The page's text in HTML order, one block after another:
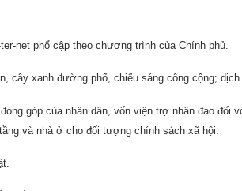
net phổ cập theo chương trình của Chính phủ.
cây xanh đường phố, chiếu sáng công cộng; dịch
góp của nhân dân, vốn viện trợ nhân đạo đối
và nhà ở cho đối tượng chính sách xã hội.